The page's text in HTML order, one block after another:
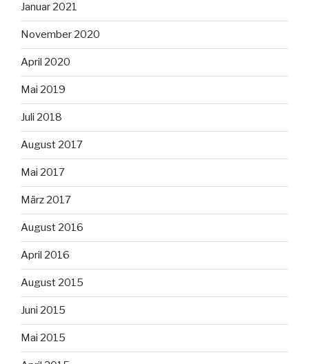
Januar 2021
November 2020
April 2020
Mai 2019
Juli 2018
August 2017
Mai 2017
März 2017
August 2016
April 2016
August 2015
Juni 2015
Mai 2015